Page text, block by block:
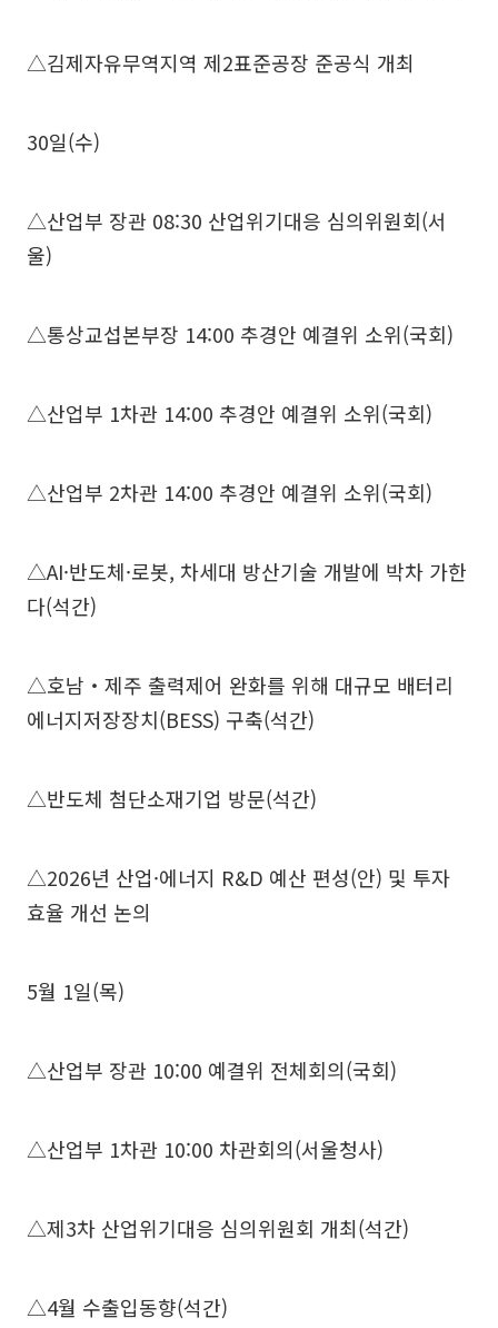
△김제자유무역지역 제2표준공장 준공식 개최
30일(수)
△산업부 장관 08:30 산업위기대응 심의위원회(서
울)
△통상교섭본부장 14:00 추경안 예결위 소위(국회)
△산업부 1차관 14:00 추경안 예결위 소위(국회)
△산업부 2차관 14:00 추경안 예결위 소위(국회)
△AI·반도체·로봇, 차세대 방산기술 개발에 박차 가한
다(석간)
△호남‧제주 출력제어 완화를 위해 대규모 배터리
에너지저장장치(BESS) 구축(석간)
△반도체 첨단소재기업 방문(석간)
△2026년 산업·에너지 R&D 예산 편성(안) 및 투자
효율 개선 논의
5월 1일(목)
△산업부 장관 10:00 예결위 전체회의(국회)
△산업부 1차관 10:00 차관회의(서울청사)
△제3차 산업위기대응 심의위원회 개최(석간)
△4월 수출입동향(석간)